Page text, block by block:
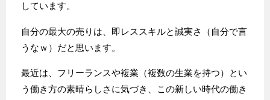
しています。
自分の最大の売りは、即レススキルと誠実さ（自分で言
うなｗ）だと思います。
最近は、フリーランスや複業（複数の生業を持つ）とい
う働き方の素晴らしさに気づき、この新しい時代の働き